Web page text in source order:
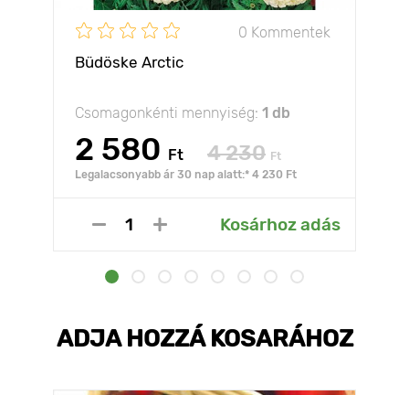
0 Kommentek
Büdöske Arctic
Csomagonkénti mennyiség: 1 db
2 580 Ft 4 230 Ft
Legalacsonyabb ár 30 nap alatt:* 4 230 Ft
Kosárhoz adás
ADJA HOZZÁ KOSARÁHOZ